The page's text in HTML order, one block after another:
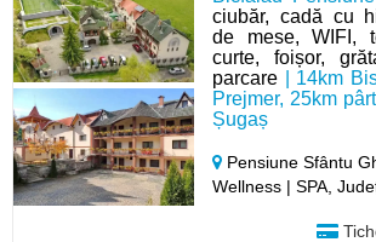
ciubăr, cadă cu
de mese, WIFI,
curte, foișor,
parcare | 14km
Prejmer, 25km
Șugaș
Pensiune Sfântu
Wellness | SPA,